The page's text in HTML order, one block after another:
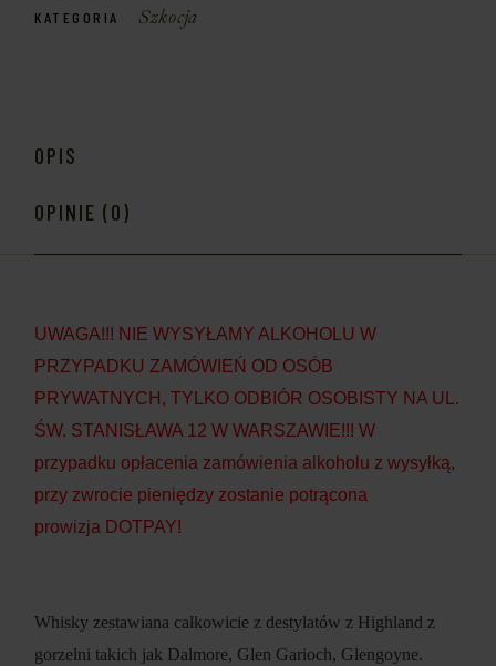
KATEGORIA Szkocja
OPIS
OPINIE (0)
UWAGA!!! NIE WYSYŁAMY ALKOHOLU W
PRZYPADKU ZAMÓWIEŃ OD OSÓB
PRYWATNYCH, TYLKO ODBIÓR OSOBISTY NA UL.
ŚW. STANISŁAWA 12 W WARSZAWIE!!! W
przypadku opłacenia zamówienia alkoholu z wysyłką,
przy zwrocie pieniędzy zostanie potrącona
prowizja DOTPAY!
Whisky zestawiana całkowicie z destylatów z Highland z
gorzelni takich jak Dalmore, Glen Garioch, Glengoyne.